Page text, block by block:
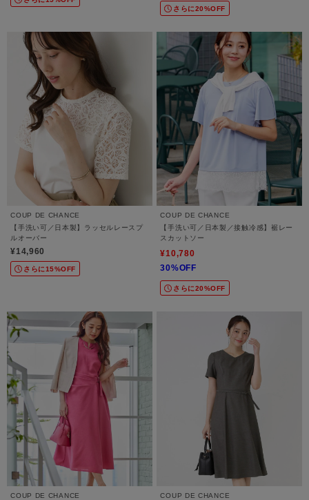
さらに20%OFF
COUP DE CHANCE
【手洗い可／日本製】ラッセルレースプ
ルオーバー
¥14,960
さらに15%OFF
COUP DE CHANCE
【手洗い可／日本製／接触冷感】裾レー
スカットソー
¥10,780
30%OFF
さらに20%OFF
COUP DE CHANCE
COUP DE CHANCE